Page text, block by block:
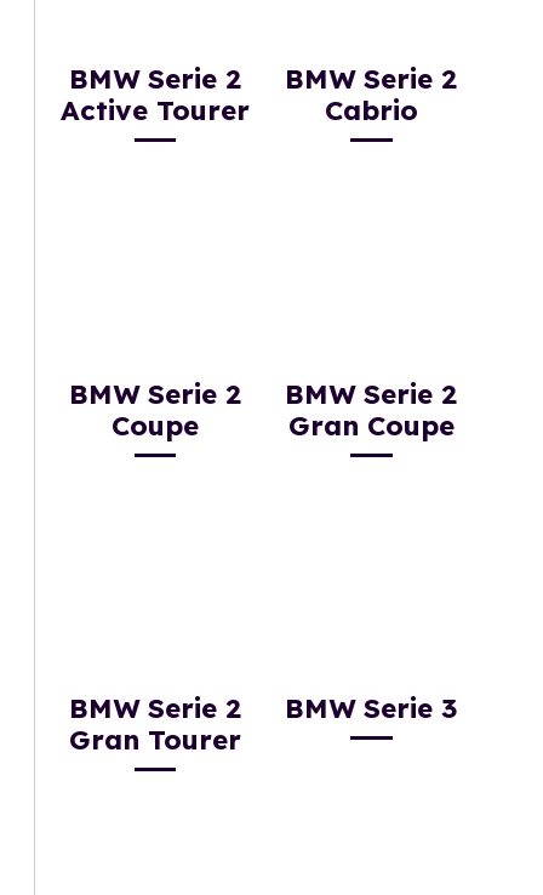
BMW Serie 2
Active Tourer
BMW Serie 2
Cabrio
BMW Serie 2
Coupe
BMW Serie 2
Gran Coupe
BMW Serie 2
Gran Tourer
BMW Serie 3